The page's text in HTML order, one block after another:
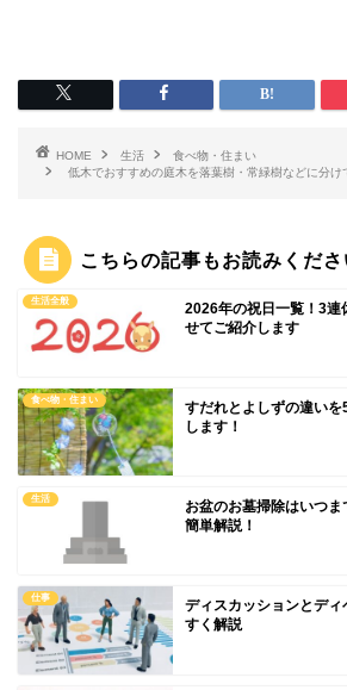
HOME 生活
食べ物・住まい
低木でおすすめの庭木を落葉樹・常緑樹などに分け
こちらの記事もお読みくださ
生活全般
2026年の祝日一覧！3連
せてご紹介します
食べ物・住まい
すだれとよしずの違い
します！
生活
お盆のお墓掃除はいつ
簡単解説！
仕事
ディスカッションとデ
すく解説